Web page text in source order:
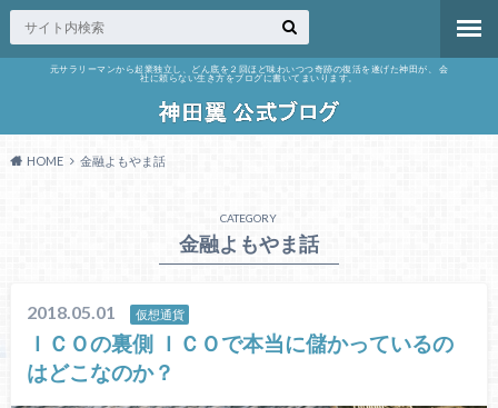
元サラリーマンから起業独立し、どん底を２回ほど味わいつつ奇跡の復活を遂げた神田が、 会
社に頼らない生き方をブログに書いてまいります。
HOME 金融よもやま話
CATEGORY
金融よもやま話
2018.05.01 仮想通貨
ＩＣＯの裏側 ＩＣＯで本当に儲かっているの
はどこなのか？